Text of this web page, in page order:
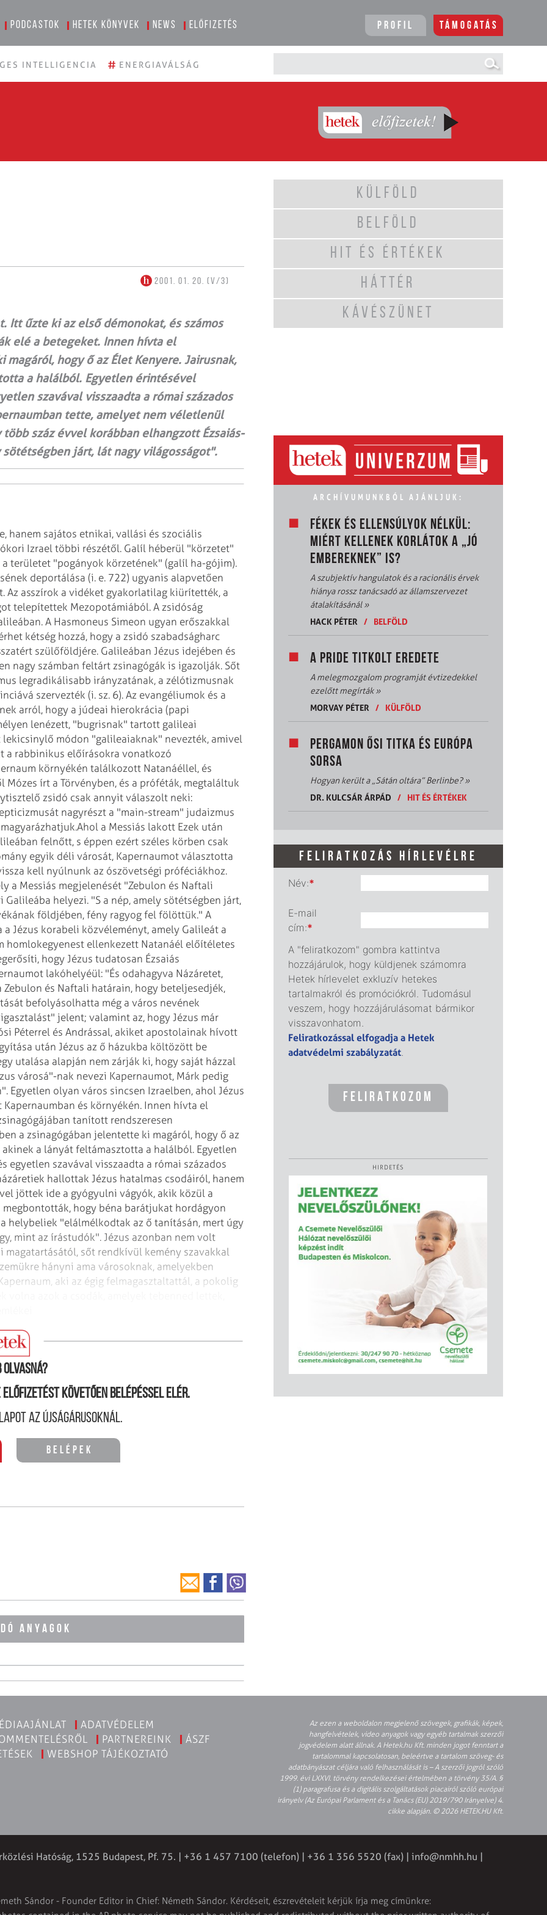
Podcastok Hetek könyvek News Előfizetés Profil Támogatás
INTELLIGENCIA # ENERGIAVÁLSÁG
2001. 01. 20. (V/3)
Itt űzte ki az első démonokat, és számos
elé a betegeket. Innen hívta el
hogy ő az Élet Kenyere. Jairusnak,
a halálból. Egyetlen érintésével
szavával visszaadta a római százados
tette, amelyet nem véletlenül
száz évvel korábban elhangzott Ézsaiás-
járt, lát nagy világosságot".
hanem sajátos etnikai, vallási és szociális
Izrael többi részétől. Galíl héberül "körzetet"
területet "pogányok körzetének" (galíl ha-gójim).
deportálása (i. e. 722) ugyanis alapvetően
Az asszírok a vidéket gyakorlatilag kiürítették, a
telepítettek Mezopotámiából. A zsidóság
A Hasmoneus Simeon ugyan erőszakkal
kétség hozzá, hogy a zsidó szabadságharc
szülőföldjére. Galileában Jézus idejében és
nagy számban feltárt zsinagógák is igazolják. Sőt
legradikálisabb irányzatának, a zélótizmusnak
szervezték (i. sz. 6). Az evangéliumok és a
arról, hogy a júdeai hierokrácia (papi
lenézett, "bugrisnak" tartott galileai
lekicsinylő módon "galileaiaknak" nevezték, amivel
a rabbinikus előírásokra vonatkozó
környékén találkozott Natanáéllel, és
írt a Törvényben, és a próféták, megtaláltuk
zsidó csak annyit válaszolt neki:
nagyrészt a "main-stream" judaizmus
Ahol a Messiás lakott Ezek után
felnőtt, s éppen ezért széles körben csak
egyik déli városát, Kapernaumot választotta
kell nyúlnunk az ószövetségi próféciákhoz.
a Messiás megjelenését "Zebulon és Naftali
helyezi. "S a nép, amely sötétségben járt,
földjében, fény ragyog fel fölöttük." A
Jézus korabeli közvéleményt, amely Galileát a
ellenkezett Natanáél előítéletes
hogy Jézus tudatosan Ézsaiás
lakóhelyéül: "És odahagyva Názáretet,
és Naftali határain, hogy beteljesedjék,
befolyásolhatta még a város nevének
jelent; valamint az, hogy Jézus már
Péterrel és Andrással, akiket apostolainak hívott
után Jézus az ő házukba költözött be
utalása alapján nem zárják ki, hogy saját házzal
városá"-nak nevezi Kapernaumot, Márk pedig
olyan város sincsen Izraelben, ahol Jézus
és környékén. Innen hívta el
tanított rendszeresen
a zsinagógában jelentette ki magáról, hogy ő az
a lányát feltámasztotta a halálból. Egyetlen
egyetlen szavával visszaadta a római százados
hallottak Jézus hatalmas csodáiról, hanem
jöttek ide a gyógyulni vágyók, akik közül a
hogy béna barátjukat hordágyon
helybeliek "elálmélkodtak az ő tanításán, mert úgy
mint az írástudók". Jézus azonban nem volt
sőt rendkívül kemény szavakkal
hányni ama városoknak, amelyekben
aki az égig felmagasztaltattál, a pokolig
olvasná?
előfizetést követően belépéssel elér.
az újságárusoknál.
Belépek
ANYAGOK
KÜLFÖLD
BELFÖLD
HIT ÉS ÉRTÉKEK
HÁTTÉR
KÁVÉSZÜNET
ARCHÍVUMUNKBÓL AJÁNLJUK:
FÉKEK ÉS ELLENSÚLYOK NÉLKÜL:
MIÉRT KELLENEK KORLÁTOK A „JÓ
EMBEREKNEK” IS?
A szubjektív hangulatok és a racionális érvek
hiánya rossz tanácsadó az államszervezet
átalakításánál»
HACK PÉTER
/ BELFÖLD
A PRIDE TITKOLT EREDETE
A melegmozgalom programját évtizedekkel
ezelőtt megírták»
MORVAY PÉTER
/ KÜLFÖLD
PERGAMON ŐSI TITKA ÉS EURÓPA
SORSA
Hogyan került a „Sátán oltára” Berlinbe?»
DR. KULCSÁR ÁRPÁD
/ HIT ÉS ÉRTÉKEK
FELIRATKOZÁS HÍRLEVÉLRE
Név:*
E-mail
cím:*
A "feliratkozom" gombra kattintva
hozzájárulok, hogy küldjenek számomra
Hetek hírlevelet exkluzív hetekes
tartalmakról és promóciókról. Tudomásul
veszem, hogy hozzájárulásomat bármikor
visszavonhatom.
Feliratkozással elfogadja a Hetek
adatvédelmi szabályzatát.
HIRDETÉS
ADATVÉDELEM
PARTNEREINK
ÁSZF
WEBSHOP TÁJÉKOZTATÓ
Az ezen a weboldalon megjelenő szövegek, grafikák, képek,
hangfelvételek, video anyagok vagy egyéb tartalmak szerzői
jogvédelem alatt állnak. A Hetek.hu Kft. minden jogot fenntart a
tartalommal kapcsolatosan, beleértve a tartalom szöveg- és
adatbányászat céljára való felhasználását is – A szerzői jogról szóló
1999. évi LXXVI. törvény rendelkezései értelmében a törvény 35/A. §
(1) paragrafusa és a digitális szolgáltatások piacairól szóló európai
irányelv (Az Európai Parlament és a Tanács (EU) 2019/790 Irányelve) 4.
cikke alapján. © 2026 HETEK.HU Kft.
Hatóság, 1525 Budapest, Pf. 75. | +36 1 457 7100 (telefon) | +36 1 356 5520 (fax) | info@nmhh.hu |
Sándor - Founder Editor in Chief: Németh Sándor. Kérdéseit, észrevételeit kérjük írja meg címünkre: